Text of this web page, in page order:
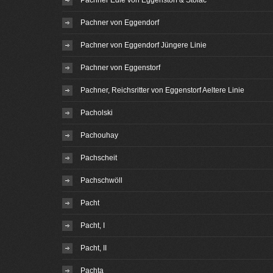
Pachner von Eggendorf
Pachner von Eggendorf Jüngere Linie
Pachner von Eggenstorf
Pachner, Reichsritter von Eggenstorf Aeltere Linie
Pacholski
Pachouhay
Pachscheit
Pachschwöll
Pacht
Pacht, I
Pacht, II
Pachta